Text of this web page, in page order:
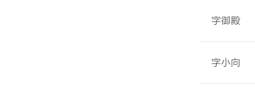
字御殿
字小向